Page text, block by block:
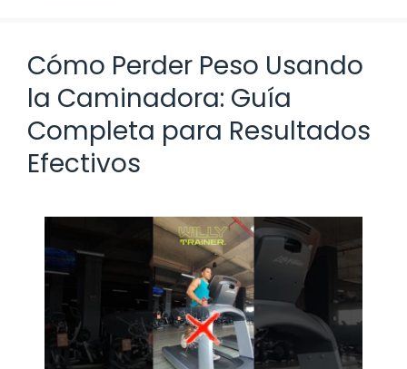
Cómo Perder Peso Usando
la Caminadora: Guía
Completa para Resultados
Efectivos